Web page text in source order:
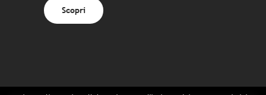
Scopri